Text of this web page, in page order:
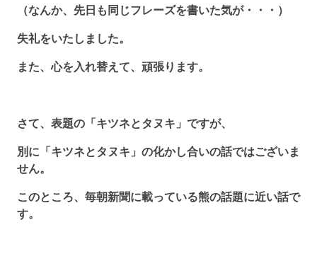
（なんか、先日も同じフレーズを書いた気が・・・）
失礼をいたしました。
また、心を入れ替えて、頑張ります。
さて、表題の「キツネとタヌキ」ですが、
別に「キツネとタヌキ」の化かし合いの話ではございま
せん。
このところ、毎朝新聞に載っている熊の話題に近い話で
す。